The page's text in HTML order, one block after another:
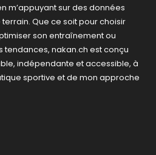
m’appuyant sur des données
Que ce soit pour choisir
son entraînement ou
nakan.ch est conçu
indépendante et accessible, à
sportive et de mon approche